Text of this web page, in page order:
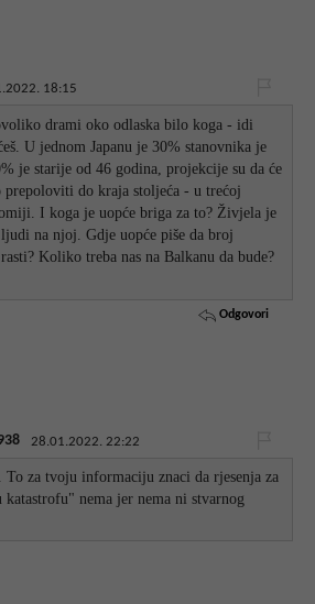
18:15
drami oko odlaska bilo koga - idi
U jednom Japanu je 30% stanovnika je
je starije od 46 godina, projekcije su da će
prepoloviti do kraja stoljeća - u trećoj
I koga je uopće briga za to? Živjela je
na njoj. Gdje uopće piše da broj
Koliko treba nas na Balkanu da bude?
Odgovori
28.01.2022. 22:22
To za tvoju informaciju znaci da rjesenja za
katastrofu" nema jer nema ni stvarnog